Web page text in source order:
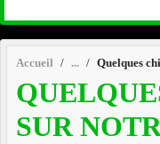
Accueil Quelques
SUR